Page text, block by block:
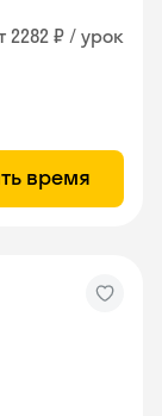
2282 ₽ / урок
время